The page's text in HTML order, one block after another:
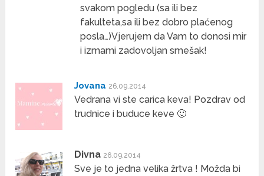
svakom pogledu (sa ili bez
fakulteta,sa ili bez dobro plaćenog
posla…)Vjerujem da Vam to donosi mir
i izmami zadovoljan smešak!
Jovana 26.09.2014
Vedrana vi ste carica keva! Pozdrav od
trudnice i buduce keve 🙂
Divna 26.09.2014
Sve je to jedna velika žrtva ! Možda bi